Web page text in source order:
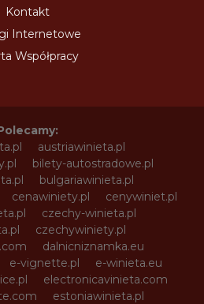
Kontakt
Internetowe
Współpracy
austriawinieta.pl
bilety-autostradowe.pl
bulgariawinieta.pl
cenawiniety.pl
cenywiniet.pl
czechy-winieta.pl
czechywiniety.pl
dalnicniznamka.eu
e-vignette.pl
e-winieta.eu
electronicavinieta.com
estoniawinieta.pl